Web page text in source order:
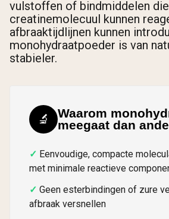
vulstoffen of bindmiddelen
creatinemolecuul kunnen
afbraaktijdlijnen kunnen
monohydraatpoeder is van
stabieler.
🔬
Waarom
meegaat dan
Eenvoudige, compacte
met minimale reactieve
Geen esterbindingen of zure
afbraak versnellen